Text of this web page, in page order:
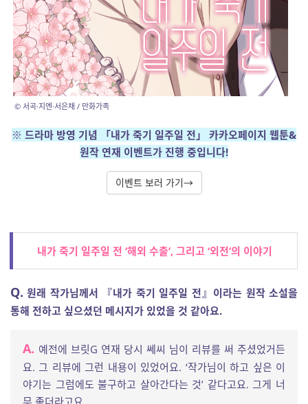
© 서곡·지엔·서은채 / 만화가족
※ 드라마 방영 기념 「내가 죽기 일주일 전」 카카오페이지 웹툰&
원작 연재 이벤트가 진행 중입니다!
이벤트 보러 가기→
내가 죽기 일주일 전 ‘해외 수출’, 그리고 ‘외전’의 이야기
Q. 원래 작가님께서 『내가 죽기 일주일 전』이라는 원작 소설을
통해 전하고 싶으셨던 메시지가 있었을 것 같아요.
A. 예전에 브릿G 연재 당시 쎄씨 님이 리뷰를 써 주셨었거든
요. 그 리뷰에 그런 내용이 있었어요. ‘작가님이 하고 싶은 이
야기는 그럼에도 불구하고 살아간다는 것’ 같다고요. 그게 너